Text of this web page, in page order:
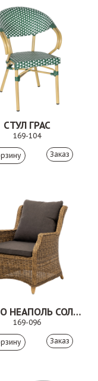
СТУЛ ГРАС
169-104
Заказ
КРЕСЛО НЕАПОЛЬ СОЛОМЕННЫЙ
169-096
Заказ